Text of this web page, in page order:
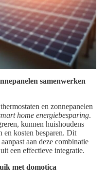
samenwerken
en zonnepanelen
home energiebesparing.
kunnen huishoudens
en kosten besparen. Dit
aan deze combinatie
een effectieve integratie.
met domotica